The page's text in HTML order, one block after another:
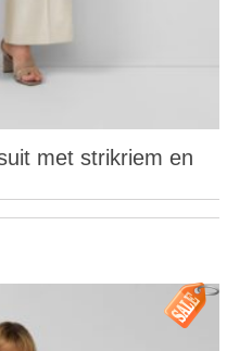
met strikriem en